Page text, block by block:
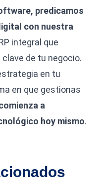
predicamos
con nuestra
integral que
de tu negocio.
en tu
en que gestionas
a
hoy mismo.